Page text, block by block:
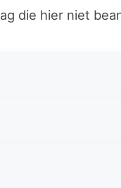
die hier niet